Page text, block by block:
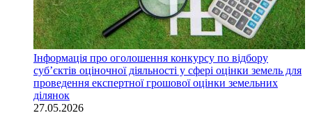
Інформація про оголошення конкурсу по відбору
суб’єктів оціночної діяльності у сфері оцінки земель для
проведення експертної грошової оцінки земельних
ділянок
27.05.2026